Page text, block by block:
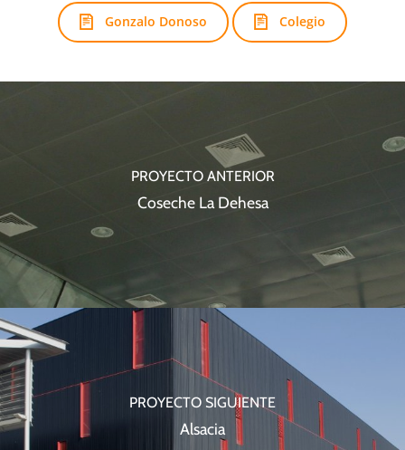
Gonzalo Donoso Colegio
PROYECTO ANTERIOR
Coseche La Dehesa
PROYECTO SIGUIENTE
Alsacia